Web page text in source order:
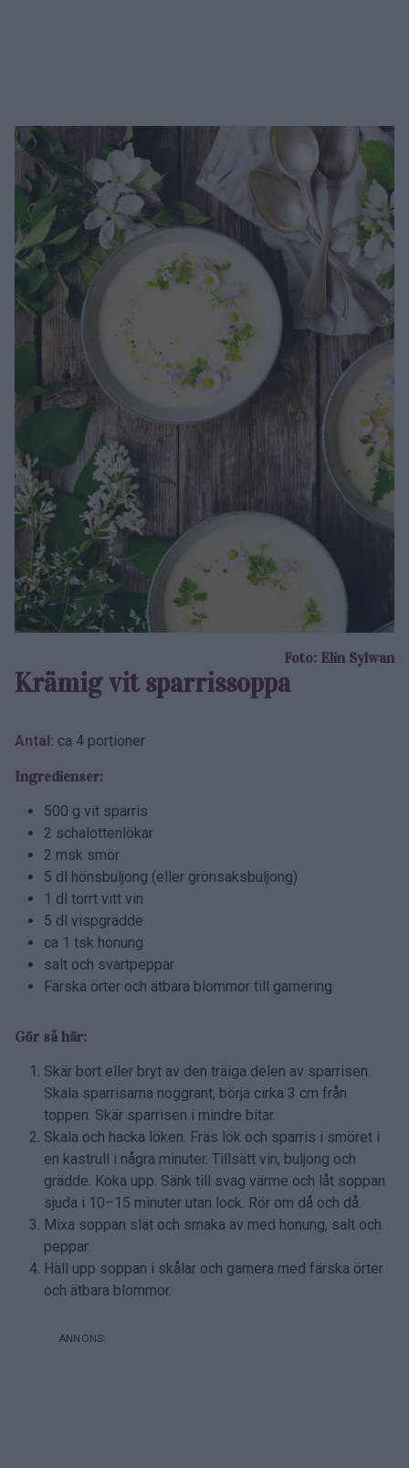
Foto: Elin Sylwan
Krämig vit sparrissoppa
Antal: ca 4 portioner
Ingredienser:
500 g vit sparris
2 schalottenlökar
2 msk smör
5 dl hönsbuljong (eller grönsaksbuljong)
1 dl torrt vitt vin
5 dl vispgrädde
ca 1 tsk honung
salt och svartpeppar
Färska örter och ätbara blommor till garnering
Gör så här:
Skär bort eller bryt av den träiga delen av sparrisen.
Skala sparrisarna noggrant, börja cirka 3 cm från
toppen. Skär sparrisen i mindre bitar.
Skala och hacka löken. Fräs lök och sparris i smöret i
en kastrull i några minuter. Tillsätt vin, buljong och
grädde. Koka upp. Sänk till svag värme och låt soppan
sjuda i 10–15 minuter utan lock. Rör om då och då.
Mixa soppan slät och smaka av med honung, salt och
peppar.
Häll upp soppan i skålar och garnera med färska örter
och ätbara blommor.